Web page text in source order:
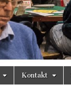
Kontakt